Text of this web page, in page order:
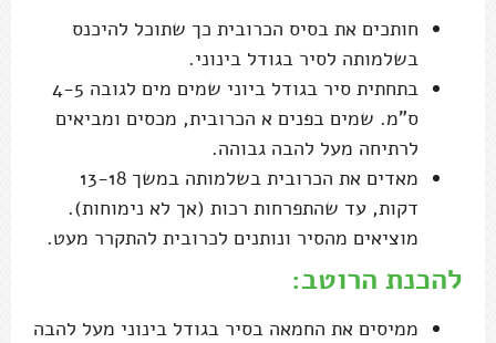
חותכים את בסיס הכרובית כך שתוכל להיכנס
בשלמותה לסיר בגודל בינוני.
בתחתית סיר בגודל ביוני שמים מים לגובה 4-5
ס"מ. שמים בפנים א הכרובית, מכסים ומביאים
לרתיחה מעל להבה גבוהה.
מאדים את הכרובית בשלמותה במשך 13-18
דקות, עד שהתפרחות רכות (אך לא נימוחות).
מוציאים מהסיר ונותנים לכרובית להתקרר מעט.
להכנת הרוטב:
ממיסים את החמאה בסיר בגודל בינוני מעל להבה